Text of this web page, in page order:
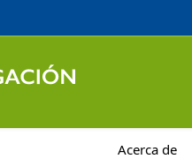
Acerca de